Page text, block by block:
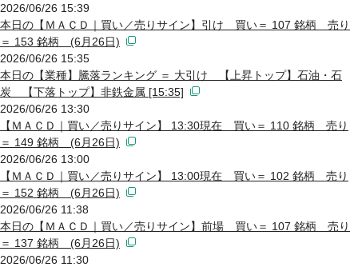
2026/06/26 15:39
本日の【ＭＡＣＤ｜買い／売りサイン】引け 買い＝ 107 銘柄 売り
＝ 153 銘柄 (6月26日)
2026/06/26 15:35
本日の【業種】騰落ランキング ＝ 大引け 【上昇トップ】石油・石
炭 【下落トップ】非鉄金属 [15:35]
2026/06/26 13:30
【ＭＡＣＤ｜買い／売りサイン】 13:30現在 買い＝ 110 銘柄 売り
＝ 149 銘柄 (6月26日)
2026/06/26 13:00
【ＭＡＣＤ｜買い／売りサイン】 13:00現在 買い＝ 102 銘柄 売り
＝ 152 銘柄 (6月26日)
2026/06/26 11:38
本日の【ＭＡＣＤ｜買い／売りサイン】前場 買い＝ 107 銘柄 売り
＝ 137 銘柄 (6月26日)
2026/06/26 11:30